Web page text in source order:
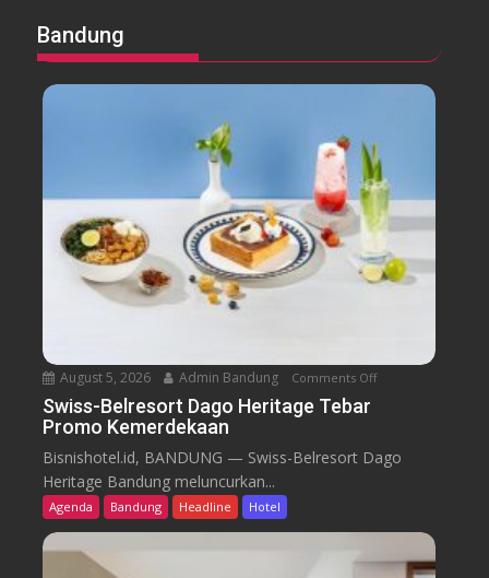
Bandung
August 5, 2026 Admin Bandung Comments Offo
B
Swiss-Belresort Dago Heritage Tebar
Promo Kemerdekaan
Bisnishotel.id, BANDUNG — Swiss-Belresort Dago
Heritage Bandung meluncurkan...
Agenda Bandung Headline Hotel